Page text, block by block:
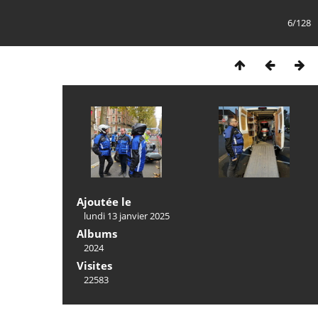
6/128
Ajoutée le
lundi 13 janvier 2025
Albums
2024
Visites
22583